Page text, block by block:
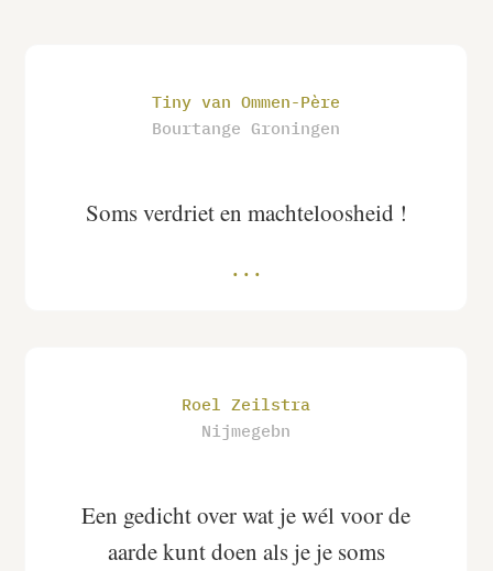
Tiny van Ommen-Père
Bourtange Groningen
Soms verdriet en machteloosheid !
Roel Zeilstra
Nijmegebn
Een gedicht over wat je wél voor de
aarde kunt doen als je je soms